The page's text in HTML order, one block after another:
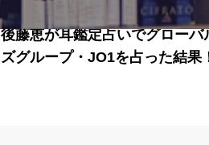
後藤恵が耳鑑定占いでグローバ
ズグループ・JO1を占った結果